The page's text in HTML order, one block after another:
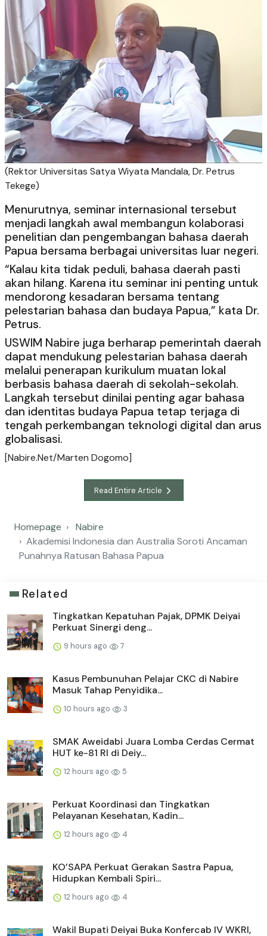
(Rektor Universitas Satya Wiyata Mandala, Dr. Petrus
Tekege)
Menurutnya, seminar internasional tersebut
menjadi langkah awal membangun kolaborasi
penelitian dan pengembangan bahasa daerah
Papua bersama berbagai universitas luar negeri.
“Kalau kita tidak peduli, bahasa daerah pasti
akan hilang. Karena itu seminar ini penting untuk
mendorong kesadaran bersama tentang
pelestarian bahasa dan budaya Papua,” kata Dr.
Petrus.
USWIM Nabire juga berharap pemerintah daerah
dapat mendukung pelestarian bahasa daerah
melalui penerapan kurikulum muatan lokal
berbasis bahasa daerah di sekolah-sekolah.
Langkah tersebut dinilai penting agar bahasa
dan identitas budaya Papua tetap terjaga di
tengah perkembangan teknologi digital dan arus
globalisasi.
[Nabire.Net/Marten Dogomo]
Read Entire Article
Homepage
Nabire
Akademisi Indonesia dan Australia Soroti Ancaman
Punahnya Ratusan Bahasa Papua
Related
Tingkatkan Kepatuhan Pajak, DPMK Deiyai
Perkuat Sinergi deng...
9 hours ago 7
Kasus Pembunuhan Pelajar CKC di Nabire
Masuk Tahap Penyidika...
10 hours ago 3
SMAK Aweidabi Juara Lomba Cerdas Cermat
HUT ke-81 RI di Deiy...
12 hours ago 5
Perkuat Koordinasi dan Tingkatkan
Pelayanan Kesehatan, Kadin...
12 hours ago 4
KO’SAPA Perkuat Gerakan Sastra Papua,
Hidupkan Kembali Spiri...
12 hours ago 4
Wakil Bupati Deiyai Buka Konfercab IV WKRI,